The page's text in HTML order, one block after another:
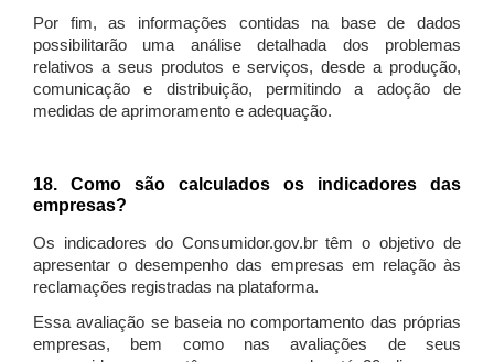
Por fim, as informações contidas na base de dados
possibilitarão uma análise detalhada dos problemas
relativos a seus produtos e serviços, desde a produção,
comunicação e distribuição, permitindo a adoção de
medidas de aprimoramento e adequação.
18. Como são calculados os indicadores das
empresas?
Os indicadores do Consumidor.gov.br têm o objetivo de
apresentar o desempenho das empresas em relação às
reclamações registradas na plataforma.
Essa avaliação se baseia no comportamento das próprias
empresas, bem como nas avaliações de seus